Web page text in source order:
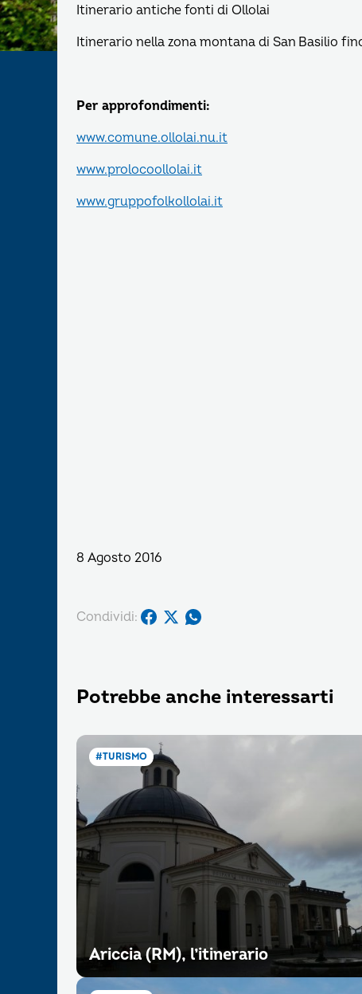
Itinerario antiche fonti di Ollolai
Itinerario nella zona montana di San Basilio
Per approfondimenti:
www.comune.ollolai.nu.it
www.prolocoollolai.it
www.gruppofolkollolai.it
8 Agosto 2016
Condividi:
Potrebbe anche interessarti
#TURISMO
Ariccia (RM), l’itinerario